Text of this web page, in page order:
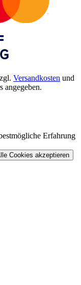
Versandkosten und
angegeben.
Erfahrung
Cookies akzeptieren